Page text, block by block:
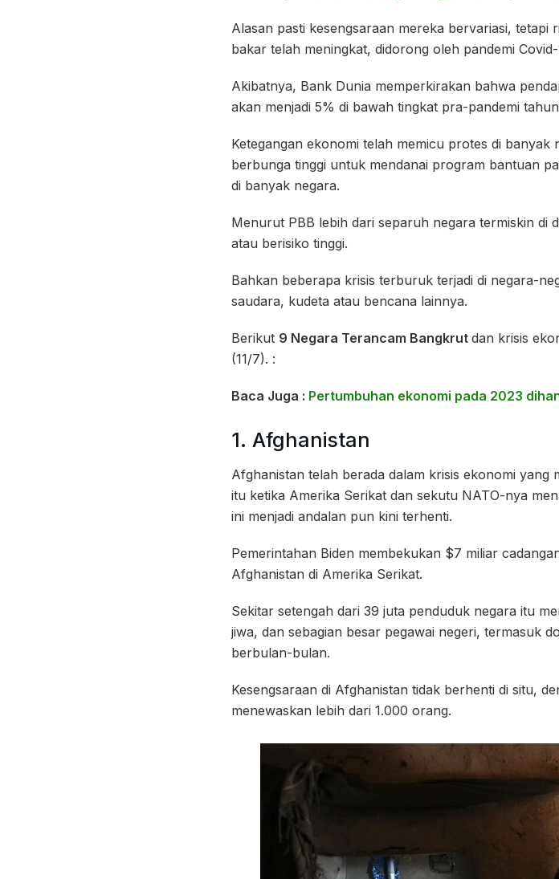
Alasan pasti kesengsaraan mereka bervariasi, tetapi
bakar telah meningkat, didorong oleh pandemi
Akibatnya, Bank Dunia memperkirakan bahwa
akan menjadi 5% di bawah tingkat pra-pandemi
Ketegangan ekonomi telah memicu protes di
berbunga tinggi untuk mendanai program bantuan
di banyak negara.
Menurut PBB lebih dari separuh negara termiskin di
atau berisiko tinggi.
Bahkan beberapa krisis terburuk terjadi di negara-
saudara, kudeta atau bencana lainnya.
Berikut 9 Negara Terancam Bangkrut dan krisis
(11/7). :
Baca Juga : Pertumbuhan ekonomi pada 2023
1. Afghanistan
Afghanistan telah berada dalam krisis ekonomi yang
itu ketika Amerika Serikat dan sekutu NATO-nya
ini menjadi andalan pun kini terhenti.
Pemerintahan Biden membekukan $7 miliar
Afghanistan di Amerika Serikat.
Sekitar setengah dari 39 juta penduduk negara itu
jiwa, dan sebagian besar pegawai negeri, termasuk
berbulan-bulan.
Kesengsaraan di Afghanistan tidak berhenti di situ,
menewaskan lebih dari 1.000 orang.